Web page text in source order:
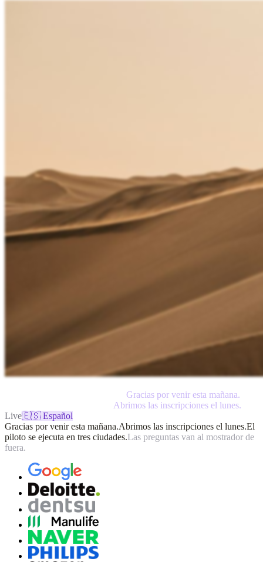
Gracias por venir esta mañana.
Abrimos las inscripciones el lunes.
Live🇪🇸 Español
Gracias por venir esta mañana.Abrimos las inscripciones el lunes.El
piloto se ejecuta en tres ciudades.Las preguntas van al mostrador de
fuera.